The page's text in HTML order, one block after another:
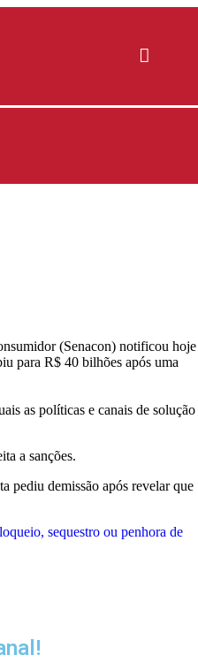
(Senacon) notificou hoje
para R$ 40 bilhões após uma
as políticas e canais de solução
a sanções.
pediu demissão após revelar que
sequestro ou penhora de